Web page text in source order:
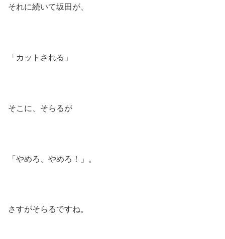
それに続いて坂田が、
「カットされる」
そこに、そらるが
「やめろ、やめろ！」。
さすがそらるですね。